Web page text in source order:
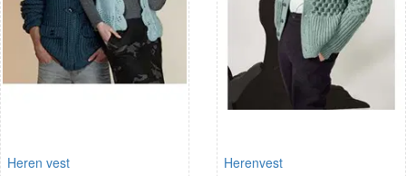
Heren vest Herenvest